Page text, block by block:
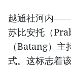
越通社河内
苏比安托（
（Batang）
式。这标志着